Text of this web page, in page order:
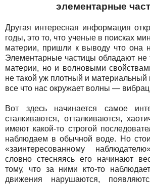
элементарные
Другая интересная информация
годы, это то, что ученые в поисках
материи, пришли к выводу что она
Элементарные частицы обладают не
материи, но и волновыми
не такой уж плотный и материальный
все что нас окружает волны —
Вот здесь начинается самое
сталкиваются, отталкиваются,
имеют какой-то строгой
наблюдаем в обычной воде. Но
«заинтересованному
словно стесняясь его начинают
тому, что за ними кто-то
движения нарушаются,